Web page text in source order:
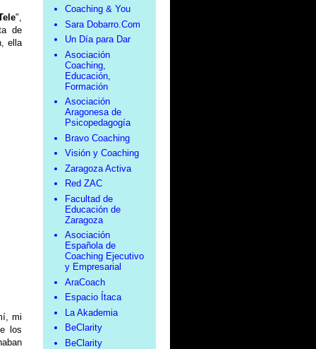
",
de
ella
mi
los
Coaching & You
Sara Dobarro.Com
Un Día para Dar
Asociación
Coaching,
Educación,
Formación
Asociación
Aragonesa de
Psicopedagogía
Bravo Coaching
Visión y Coaching
Zaragoza Activa
Red ZAC
Facultad de
Educación de
Zaragoza
Asociación
Española de
Coaching Ejecutivo
y Empresarial
AraCoach
Espacio Ítaca
La Akademia
BeClarity
BeClarity